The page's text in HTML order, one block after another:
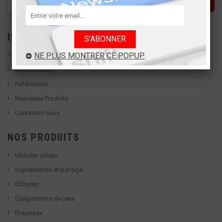
INFORMATION
Qui sommes nous
Nos produits
Références
Nouveaux Produits
Contactez nous
NOS PRODUITS
Mobilier urbain
Signalisation et barrage
Clôtures
Equipements de jeux
Drapeaux
NE PLUS MONTRER CE POPUP.